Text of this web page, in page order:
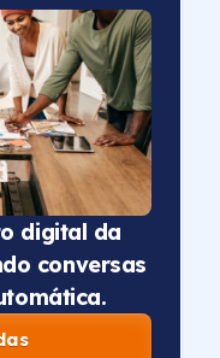
digital da
conversas